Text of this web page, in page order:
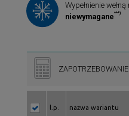
Wypełnienie
niewymagane***)
l.p. nazwa wariantu